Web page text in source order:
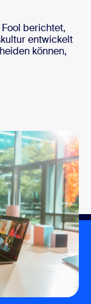
berichtet,
entwickelt
können,